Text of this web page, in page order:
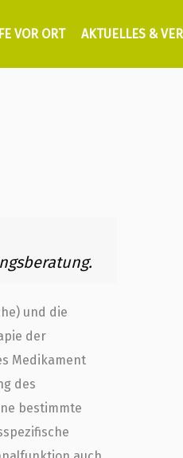
VOR ORT AKTUELLES &
und die
der
Medikament
des
bestimmte